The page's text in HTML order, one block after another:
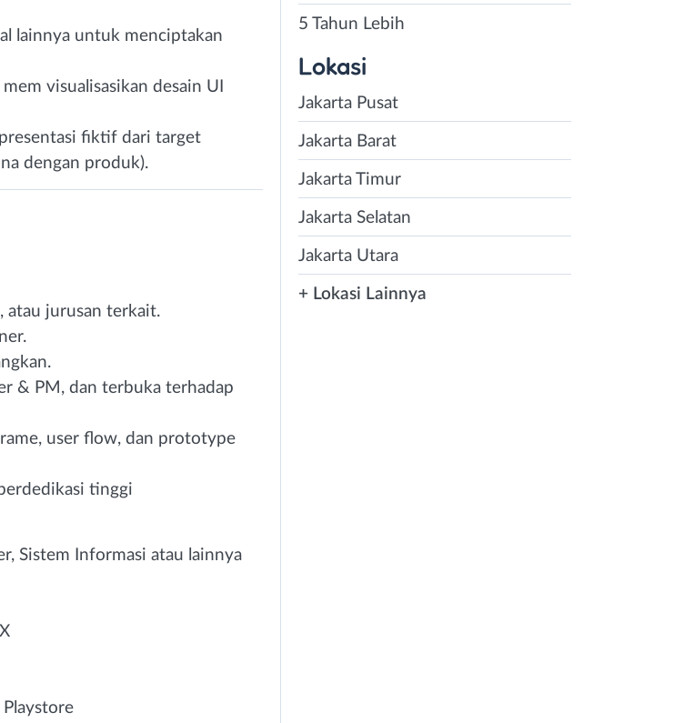
lainnya untuk menciptakan
visualisasikan desain UI
fiktif dari target
dengan produk).
atau jurusan terkait.
& PM, dan terbuka terhadap
user flow, dan prototype
tinggi
Sistem Informasi atau lainnya
5 Tahun Lebih
Lokasi
Jakarta Pusat
Jakarta Barat
Jakarta Timur
Jakarta Selatan
Jakarta Utara
+ Lokasi Lainnya